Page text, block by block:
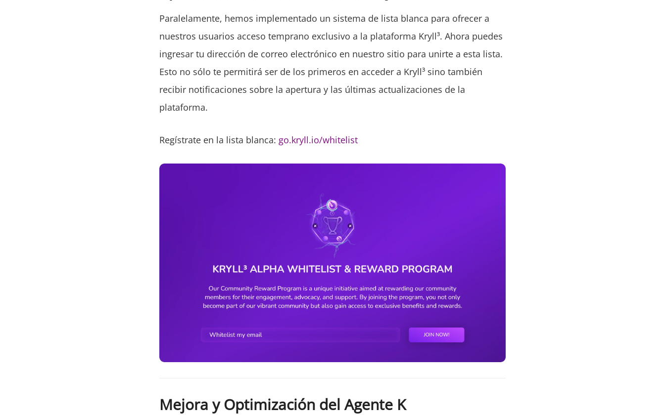
Paralelamente, hemos implementado un sistema de lista blanca para ofrecer a
nuestros usuarios acceso temprano exclusivo a la plataforma Kryll³. Ahora puedes
ingresar tu dirección de correo electrónico en nuestro sitio para unirte a esta lista.
Esto no sólo te permitirá ser de los primeros en acceder a Kryll³ sino también
recibir notificaciones sobre la apertura y las últimas actualizaciones de la
plataforma.
Regístrate en la lista blanca: go.kryll.io/whitelist
Mejora y Optimización del Agente K